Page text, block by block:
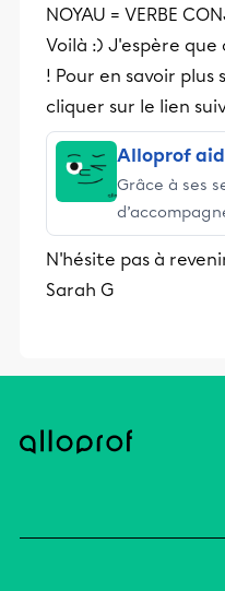
NOYAU = VERBE
Voilà :) J'espère
! Pour en savoir plus
cliquer sur le lien
Alloprof
Grâce à ses
stimulants,
et leurs
N'hésite pas à
Sarah G